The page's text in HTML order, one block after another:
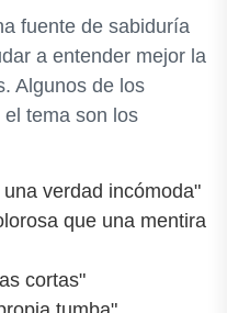
fuente de sabiduría
a entender mejor la
Algunos de los
tema son los
verdad incómoda"
que una mentira
cortas"